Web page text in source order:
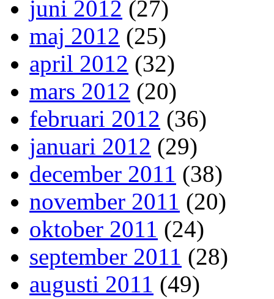
juni 2012 (27)
maj 2012 (25)
april 2012 (32)
mars 2012 (20)
februari 2012 (36)
januari 2012 (29)
december 2011 (38)
november 2011 (20)
oktober 2011 (24)
september 2011 (28)
augusti 2011 (49)